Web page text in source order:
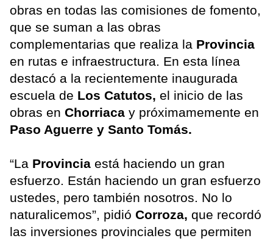
obras en todas las comisiones de fomento,
que se suman a las obras
complementarias que realiza la Provincia
en rutas e infraestructura. En esta línea
destacó a la recientemente inaugurada
escuela de Los Catutos, el inicio de las
obras en Chorriaca y próximamemente en
Paso Aguerre y Santo Tomás.
“La Provincia está haciendo un gran
esfuerzo. Están haciendo un gran esfuerzo
ustedes, pero también nosotros. No lo
naturalicemos”, pidió Corroza, que recordó
las inversiones provinciales que permiten